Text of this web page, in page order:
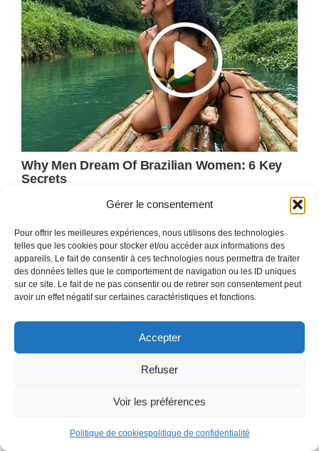
Gérer le consentement
Pour offrir les meilleures expériences, nous utilisons des technologies
telles que les cookies pour stocker et/ou accéder aux informations des
appareils. Le fait de consentir à ces technologies nous permettra de traiter
des données telles que le comportement de navigation ou les ID uniques
sur ce site. Le fait de ne pas consentir ou de retirer son consentement peut
avoir un effet négatif sur certaines caractéristiques et fonctions.
Accepter
Refuser
Voir les préférences
Politique de cookiespolitique de confidentialité